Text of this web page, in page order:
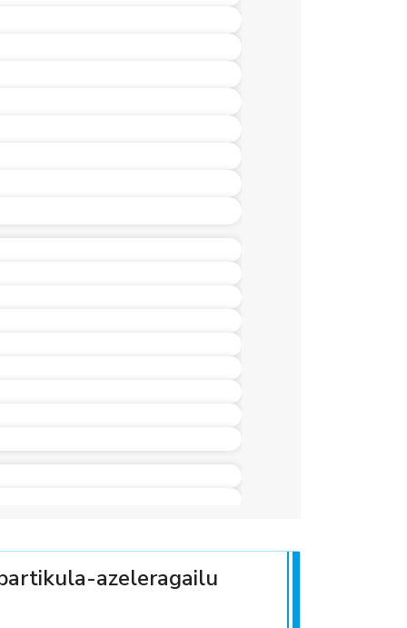
azeleragailu